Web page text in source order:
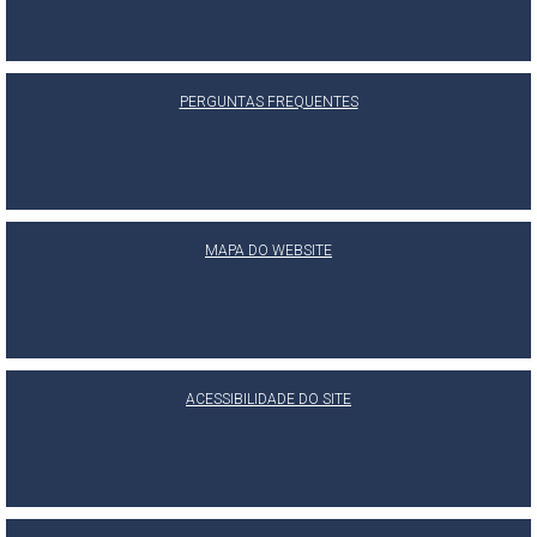
PERGUNTAS FREQUENTES
MAPA DO WEBSITE
ACESSIBILIDADE DO SITE